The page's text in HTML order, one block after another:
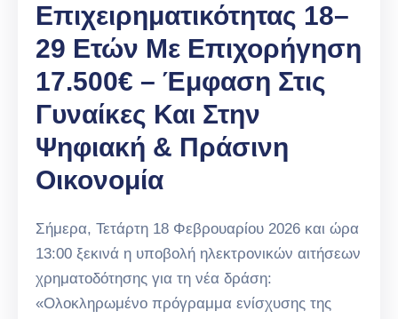
Επιχειρηματικότητας 18–
29 Ετών Με Επιχορήγηση
17.500€ – Έμφαση Στις
Γυναίκες Και Στην
Ψηφιακή & Πράσινη
Οικονομία
Σήμερα, Τετάρτη 18 Φεβρουαρίου 2026 και ώρα
13:00 ξεκινά η υποβολή ηλεκτρονικών αιτήσεων
χρηματοδότησης για τη νέα δράση:
«Ολοκληρωμένο πρόγραμμα ενίσχυσης της